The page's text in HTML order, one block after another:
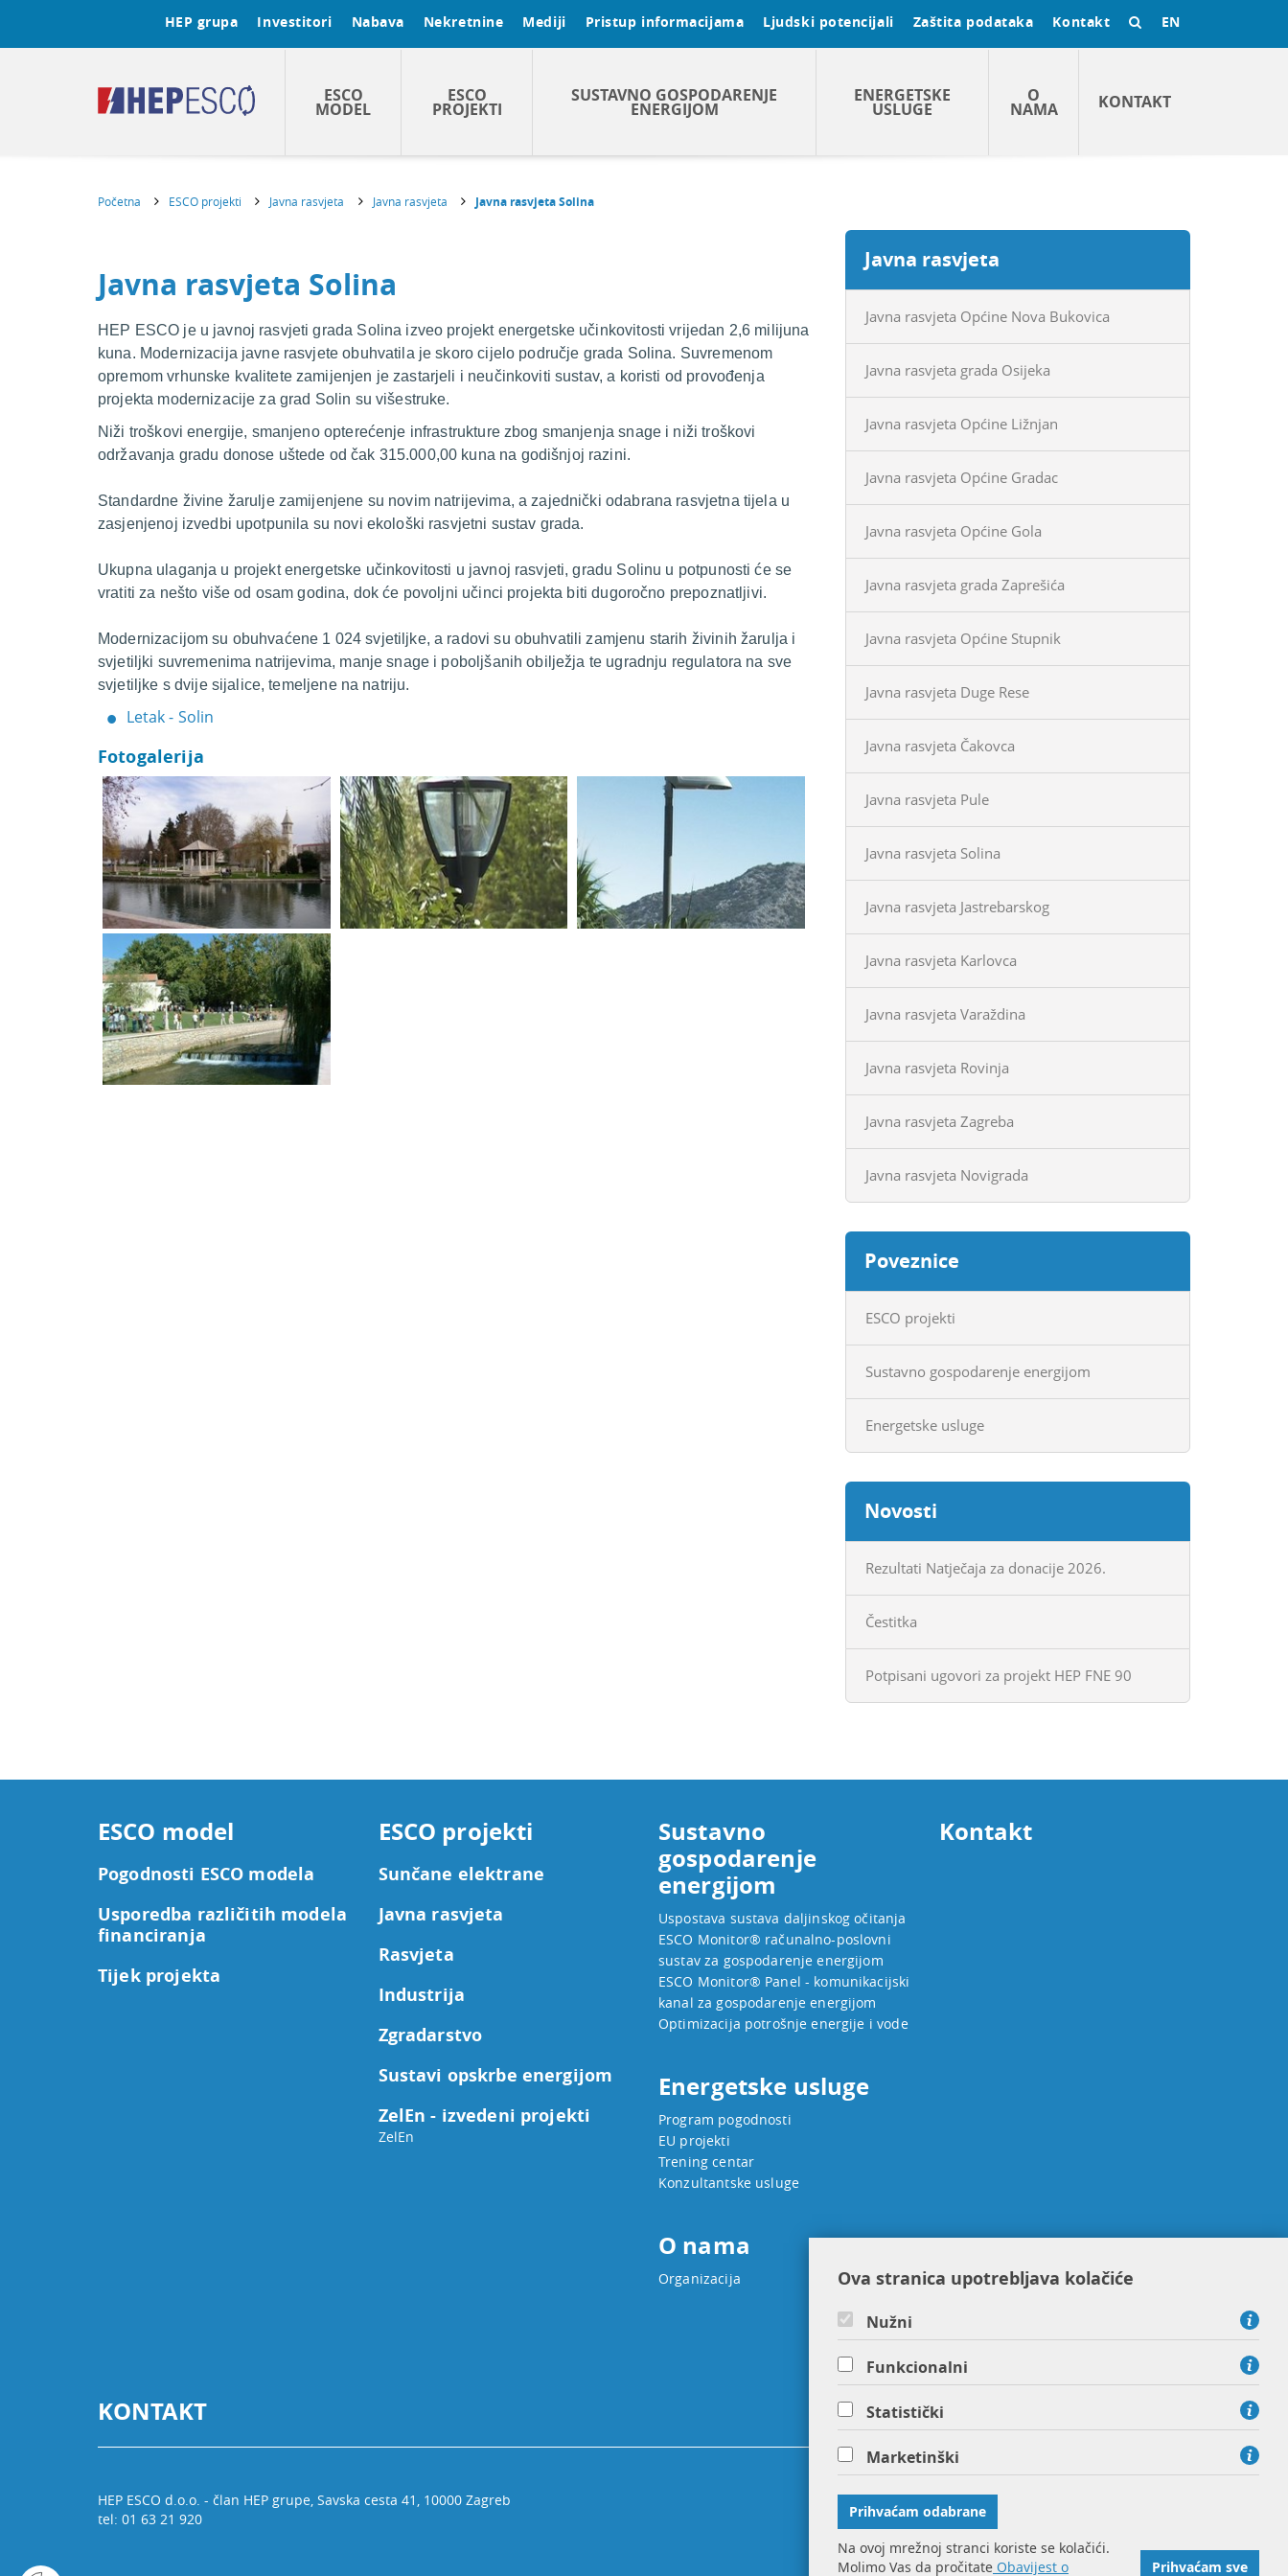
HEP grupa Investitori Nabava Nekretnine Mediji Pristup informacijama Ljudski potencijali Zaštita podataka Kontakt EN
ESCO
MODEL
ESCO
PROJEKTI
SUSTAVNO GOSPODARENJE
ENERGIJOM
ENERGETSKE
USLUGE
O
NAMA KONTAKT
Početna ESCO projekti Javna rasvjeta Javna rasvjeta Javna rasvjeta Solina
Javna rasvjeta Solina
HEP ESCO je u javnoj rasvjeti grada Solina izveo projekt energetske učinkovitosti vrijedan 2,6 milijuna
kuna. Modernizacija javne rasvjete obuhvatila je skoro cijelo područje grada Solina. Suvremenom
opremom vrhunske kvalitete zamijenjen je zastarjeli i neučinkoviti sustav, a koristi od provođenja
projekta modernizacije za grad Solin su višestruke.
Niži troškovi energije, smanjeno opterećenje infrastrukture zbog smanjenja snage i niži troškovi
održavanja gradu donose uštede od čak 315.000,00 kuna na godišnjoj razini.
Standardne živine žarulje zamijenjene su novim natrijevima, a zajednički odabrana rasvjetna tijela u
zasjenjenoj izvedbi upotpunila su novi ekološki rasvjetni sustav grada.
Ukupna ulaganja u projekt energetske učinkovitosti u javnoj rasvjeti, gradu Solinu u potpunosti će se
vratiti za nešto više od osam godina, dok će povoljni učinci projekta biti dugoročno prepoznatljivi.
Modernizacijom su obuhvaćene 1 024 svjetiljke, a radovi su obuhvatili zamjenu starih živinih žarulja i
svjetiljki suvremenima natrijevima, manje snage i poboljšanih obilježja te ugradnju regulatora na sve
svjetiljke s dvije sijalice, temeljene na natriju.
Letak - Solin
Fotogalerija
Javna rasvjeta
Javna rasvjeta Općine Nova Bukovica
Javna rasvjeta grada Osijeka
Javna rasvjeta Općine Ližnjan
Javna rasvjeta Općine Gradac
Javna rasvjeta Općine Gola
Javna rasvjeta grada Zaprešića
Javna rasvjeta Općine Stupnik
Javna rasvjeta Duge Rese
Javna rasvjeta Čakovca
Javna rasvjeta Pule
Javna rasvjeta Solina
Javna rasvjeta Jastrebarskog
Javna rasvjeta Karlovca
Javna rasvjeta Varaždina
Javna rasvjeta Rovinja
Javna rasvjeta Zagreba
Javna rasvjeta Novigrada
Poveznice
ESCO projekti
Sustavno gospodarenje energijom
Energetske usluge
Novosti
Rezultati Natječaja za donacije 2026.
Čestitka
Potpisani ugovori za projekt HEP FNE 90
ESCO model
Pogodnosti ESCO modela
Usporedba različitih modela
financiranja
Tijek projekta
ESCO projekti
Sunčane elektrane
Javna rasvjeta
Rasvjeta
Industrija
Zgradarstvo
Sustavi opskrbe energijom
ZelEn - izvedeni projekti
ZelEn
Sustavno
gospodarenje
energijom
Uspostava sustava daljinskog očitanja
ESCO Monitor® računalno-poslovni
sustav za gospodarenje energijom
ESCO Monitor® Panel - komunikacijski
kanal za gospodarenje energijom
Optimizacija potrošnje energije i vode
Energetske usluge
Program pogodnosti
EU projekti
Trening centar
Konzultantske usluge
O nama
Organizacija
Kontakt
KONTAKT
HEP ESCO d.o.o. - član HEP grupe, Savska cesta 41, 10000 Zagreb
tel: 01 63 21 920
Ova stranica upotrebljava kolačiće
Nužni
Funkcionalni
Statistički
Marketinški
Prihvaćam odabrane
Na ovoj mrežnoj stranci koriste se kolačići.
Molimo Vas da pročitate Obavijest o Prihvaćam sve